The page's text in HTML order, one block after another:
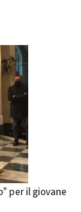
per il giovane